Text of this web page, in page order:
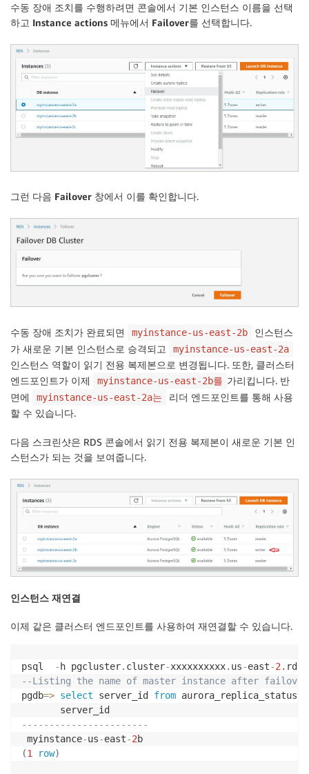
수동 장애 조치를 수행하려면 콘솔에서 기본 인스턴스 이름을 선택
하고 Instance actions 메뉴에서 Failover를 선택합니다.
그런 다음 Failover 창에서 이를 확인합니다.
수동 장애 조치가 완료되면 myinstance-us-east-2b
인스턴스
가 새로운 기본 인스턴스로 승격되고
myinstance-us-east-2a
인스턴스 역할이 읽기 전용 복제본으로 변경됩니다. 또한, 클러스터
엔드포인트가 이제
myinstance-us-east-2b를 가리킵니다. 반
면에
myinstance-us-east-2a는
리더 엔드포인트를 통해 사용
할 수 있습니다.
다음 스크린샷은 RDS 콘솔에서 읽기 전용 복제본이 새로운 기본 인
스턴스가 되는 것을 보여줍니다.
인스턴스 재연결
이제 같은 클러스터 엔드포인트를 사용하여 재연결할 수 있습니다.
psql - h pgcluster. cluster-xxxxxxxxxx. us-east-2. rds
--Listing the name of master instance after failover
pgdb=> select server_id from aurora_replica_status
-----------------------
myinstance-us-east-2
(1 row)